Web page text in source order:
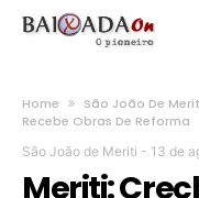
Home São João De
Recebe Obras De Reforma
São João de Meriti - 13 de
Meriti: